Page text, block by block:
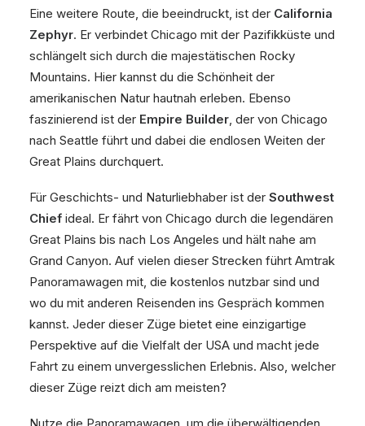
Eine weitere Route, die beeindruckt, ist der California
Zephyr. Er verbindet Chicago mit der Pazifikküste und
schlängelt sich durch die majestätischen Rocky
Mountains. Hier kannst du die Schönheit der
amerikanischen Natur hautnah erleben. Ebenso
faszinierend ist der Empire Builder, der von Chicago
nach Seattle führt und dabei die endlosen Weiten der
Great Plains durchquert.
Für Geschichts- und Naturliebhaber ist der Southwest
Chief ideal. Er fährt von Chicago durch die legendären
Great Plains bis nach Los Angeles und hält nahe am
Grand Canyon. Auf vielen dieser Strecken führt Amtrak
Panoramawagen mit, die kostenlos nutzbar sind und
wo du mit anderen Reisenden ins Gespräch kommen
kannst. Jeder dieser Züge bietet eine einzigartige
Perspektive auf die Vielfalt der USA und macht jede
Fahrt zu einem unvergesslichen Erlebnis. Also, welcher
dieser Züge reizt dich am meisten?